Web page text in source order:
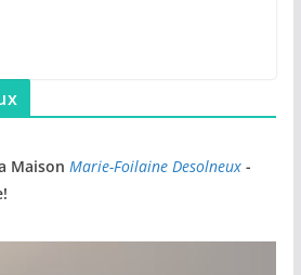
Maison Marie-Foilaine Desolneux-